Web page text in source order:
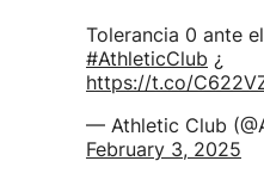
Tolerancia 0 ante
#AthleticClub ¿
https://t.co/
— Athletic Club
February 3, 2025